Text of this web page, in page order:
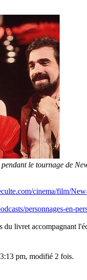
, pendant le tournage de
cinema/film/
personnages-en-
du livret accompagnant
pm, modifié 2 fois.